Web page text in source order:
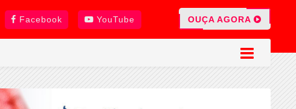
Facebook YouTube OUÇA AGORA